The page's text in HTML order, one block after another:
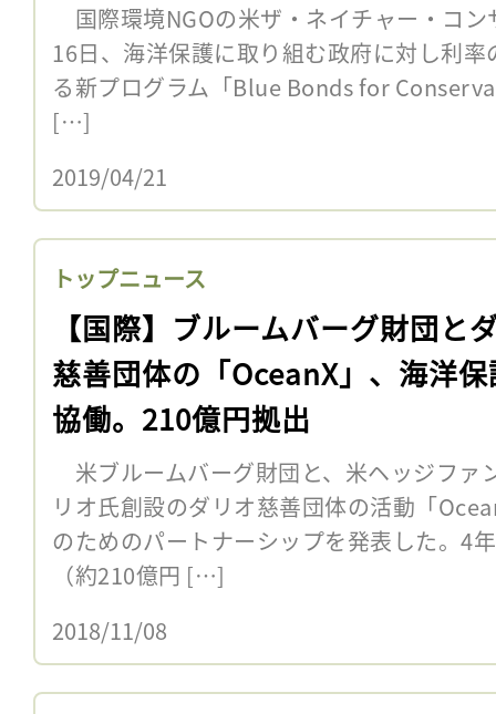
国際環境NGOの米ザ・ネイチャー・コ
16日、海洋保護に取り組む政府に対し利
る新プログラム「Blue Bonds for
[…]
2019/04/21
トップニュース
【国際】ブルームバーグ財団と
慈善団体の「OceanX」、海洋
協働。210億円拠出
米ブルームバーグ財団と、米ヘッジファ
リオ氏創設のダリオ慈善団体の活動「
のためのパートナーシップを発表した。4
（約210億円 […]
2018/11/08